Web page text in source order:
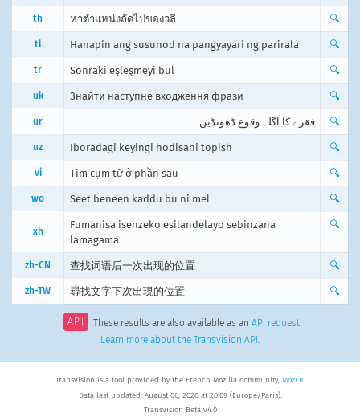
th หาตำแหน่งถัดไปของวลี 🔍
tl Hanapin ang susunod na pangyayari ng parirala 🔍
tr Sonraki eşleşmeyi bul 🔍
uk Знайти наступне входження фрази 🔍
ur فقرے کا اگلہ وقوع ڈھونڈیں 🔍
uz Iboradagi keyingi hodisani topish 🔍
vi Tìm cụm từ ở phần sau 🔍
wo Seet beneen kaddu bu ni mel 🔍
xh
Fumanisa isenzeko esilandelayo sebinzana
lamagama
🔍
zh-CN 查找词语后一次出现的位置 🔍
zh-TW 尋找文字下次出現的位置 🔍
API These results are also available as an API request.
Learn more about the Transvision API
Transvision is a tool provided by the French Mozilla community, MozFR.
Data last updated: August 06, 2026 at 20:09 (Europe/Paris).
Transvision Beta v4.0